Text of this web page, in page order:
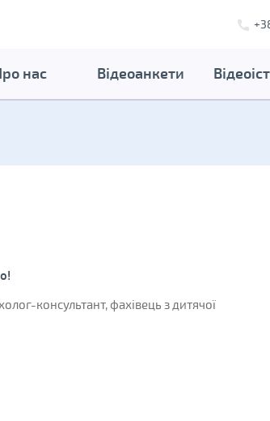
нас Відеоанкети
консультант, фахівець з дитячої